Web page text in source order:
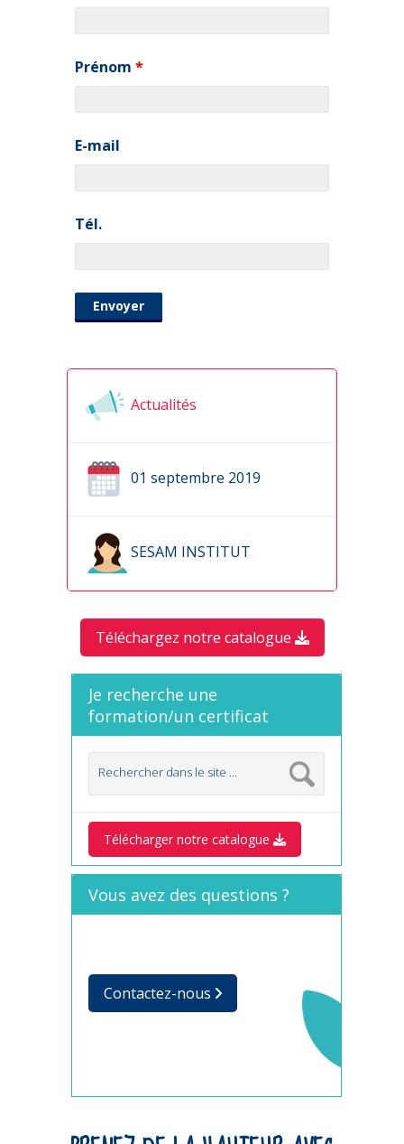
Prénom *
E-mail
Tél.
Actualités
01 septembre 2019
SESAM INSTITUT
Téléchargez notre catalogue
Je recherche une
formation/un certificat
Télécharger notre catalogue
Vous avez des questions ?
Contactez-nous